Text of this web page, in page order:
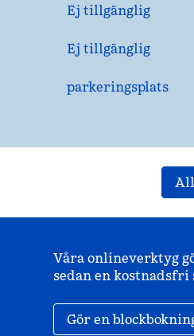
Ej tillgänglig
Ej tillgänglig
parkeringsplats
Våra onlineverktyg
sedan en kostnadsfri
Gör en